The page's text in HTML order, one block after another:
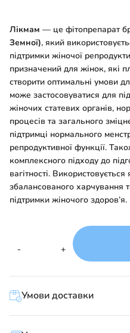
Лікмам — це фітопрепарат
Земної), який
підтримки жіночої
призначений для жінок, які
створити оптимальні умови
може застосовуватися для
жіночих статевих органів,
процесів та загального
підтримці нормального
репродуктивної функції.
комплексного підходу до
вагітності.
збалансованого харчування
підтримки жіночого здоров’я.
-
Фітозасіб
планета
«Лікмам»
-
підтримка
жіночої
+
Умови доставки